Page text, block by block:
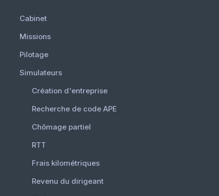
Cabinet
Missions
Pilotage
Simulateurs
Création d'entreprise
Recherche de code APE
Chômage partiel
RTT
Frais kilométriques
Revenu du dirigeant